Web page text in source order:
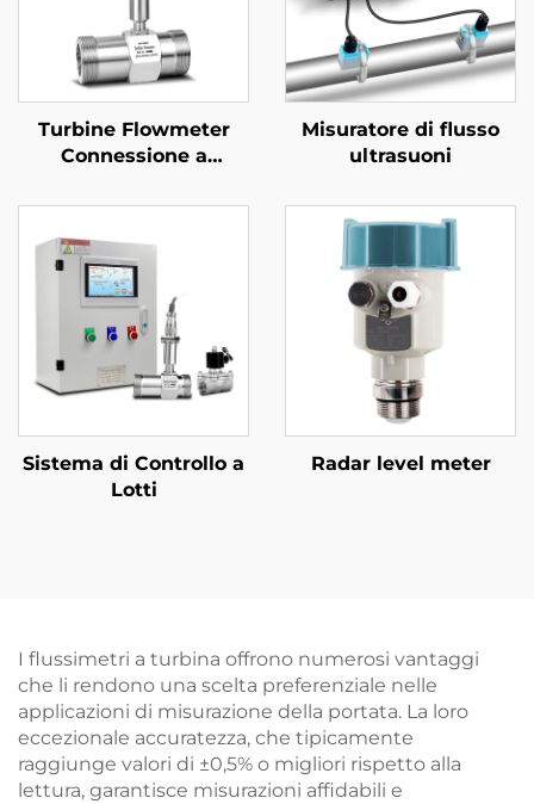
Turbine Flowmeter
Connessione a
Misuratore di flusso
ultrasuoni
Sistema di Controllo a
Lotti
Radar level meter
I flussimetri a turbina offrono numerosi vantaggi
che li rendono una scelta preferenziale nelle
applicazioni di misurazione della portata. La loro
eccezionale accuratezza, che tipicamente
raggiunge valori di ±0,5% o migliori rispetto alla
lettura, garantisce misurazioni affidabili e